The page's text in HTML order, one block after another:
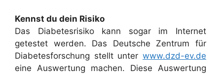
Kennst du dein Risiko
Das Diabetesrisiko kann sogar im Internet
getestet werden. Das Deutsche Zentrum für
Diabetesforschung stellt unter www.dzd-ev.de
eine Auswertung machen. Diese Auswertung